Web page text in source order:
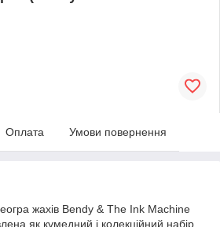
Оплата Умови повернення
жахів Bendy & The Ink Machine
як кумедний і колекційний набір